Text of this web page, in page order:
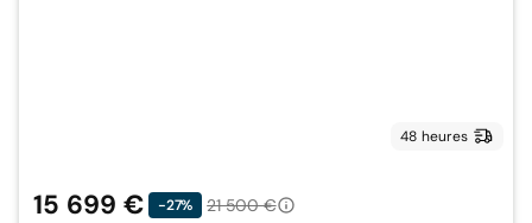
48 heures
15 699 € -27%
21 500 €